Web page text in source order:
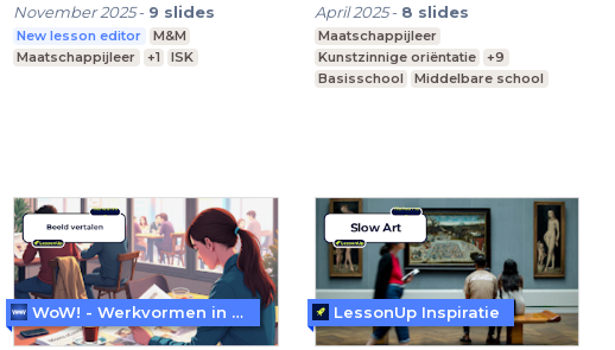
November 2025- 9 slides
New lesson editor
M&M
Maatschappijleer
+1 ISK
April 2025- 8 slides
Maatschappijleer
Kunstzinnige oriëntatie
+9
Basisschool
Middelbare school
WoW! - Werkvormen in LessonUp LessonUp Inspiratie